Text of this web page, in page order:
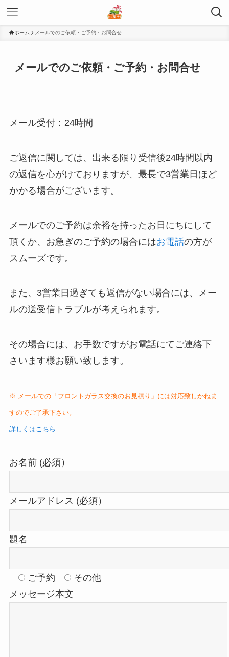
ホーム メールでのご依頼・ご予約・お問合せ
メールでのご依頼・ご予約・お問合せ
メール受付：24時間
ご返信に関しては、出来る限り受信後24時間以内
の返信を心がけておりますが、最長で3営業日ほど
かかる場合がございます。
メールでのご予約は余裕を持ったお日にちにして
頂くか、お急ぎのご予約の場合にはお電話の方が
スムーズです。
また、3営業日過ぎても返信がない場合には、メー
ルの送受信トラブルが考えられます。
その場合には、お手数ですがお電話にてご連絡下
さいます様お願い致します。
※ メールでの「フロントガラス交換のお見積り」には対応致しかねま
すのでご了承下さい。
詳しくはこちら
お名前 (必須）
メールアドレス (必須）
題名
ご予約
その他
メッセージ本文